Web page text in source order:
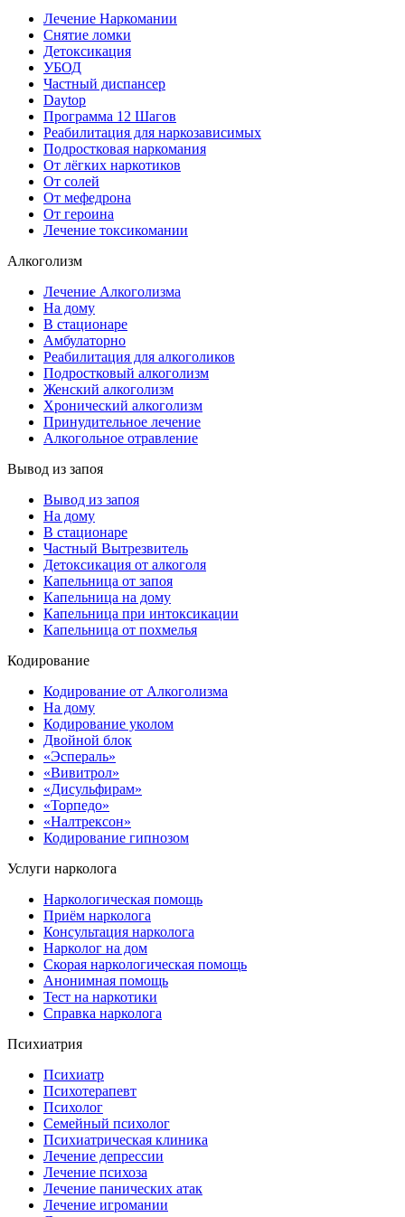
Лечение Наркомании
Снятие ломки
Детоксикация
УБОД
Частный диспансер
Daytop
Программа 12 Шагов
Реабилитация для наркозависимых
Подростковая наркомания
От лёгких наркотиков
От солей
От мефедрона
От героина
Лечение токсикомании
Алкоголизм
Лечение Алкоголизма
На дому
В стационаре
Амбулаторно
Реабилитация для алкоголиков
Подростковый алкоголизм
Женский алкоголизм
Хронический алкоголизм
Принудительное лечение
Алкогольное отравление
Вывод из запоя
Вывод из запоя
На дому
В стационаре
Частный Вытрезвитель
Детоксикация от алкоголя
Капельница от запоя
Капельница на дому
Капельница при интоксикации
Капельница от похмелья
Кодирование
Кодирование от Алкоголизма
На дому
Кодирование уколом
Двойной блок
«Эспераль»
«Вивитрол»
«Дисульфирам»
«Торпедо»
«Налтрексон»
Кодирование гипнозом
Услуги нарколога
Наркологическая помощь
Приём нарколога
Консультация нарколога
Нарколог на дом
Скорая наркологическая помощь
Анонимная помощь
Тест на наркотики
Справка нарколога
Психиатрия
Психиатр
Психотерапевт
Психолог
Семейный психолог
Психиатрическая клиника
Лечение депрессии
Лечение психоза
Лечение панических атак
Лечение игромании